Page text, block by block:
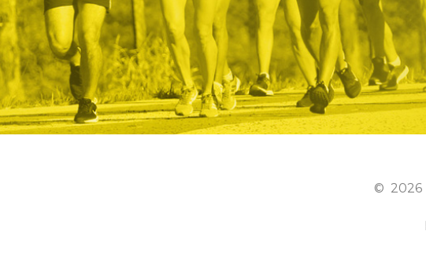
© 2026